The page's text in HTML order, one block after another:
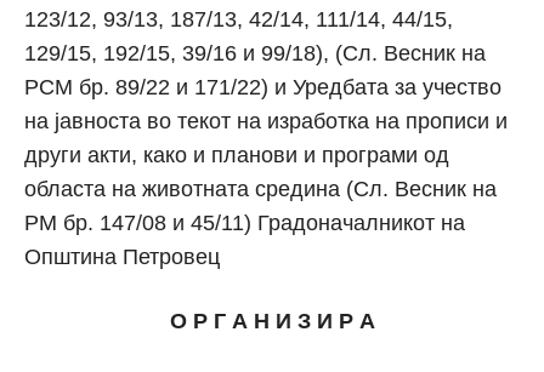
123/12, 93/13, 187/13, 42/14, 111/14, 44/15,
129/15, 192/15, 39/16 и 99/18), (Сл. Весник на
РСМ бр. 89/22 и 171/22) и Уредбата за учество
на јавноста во текот на изработка на прописи и
други акти, како и планови и програми од
областа на животната средина (Сл. Весник на
РМ бр. 147/08 и 45/11) Градоначалникот на
Општина Петровец
О Р Г А Н И З И Р А